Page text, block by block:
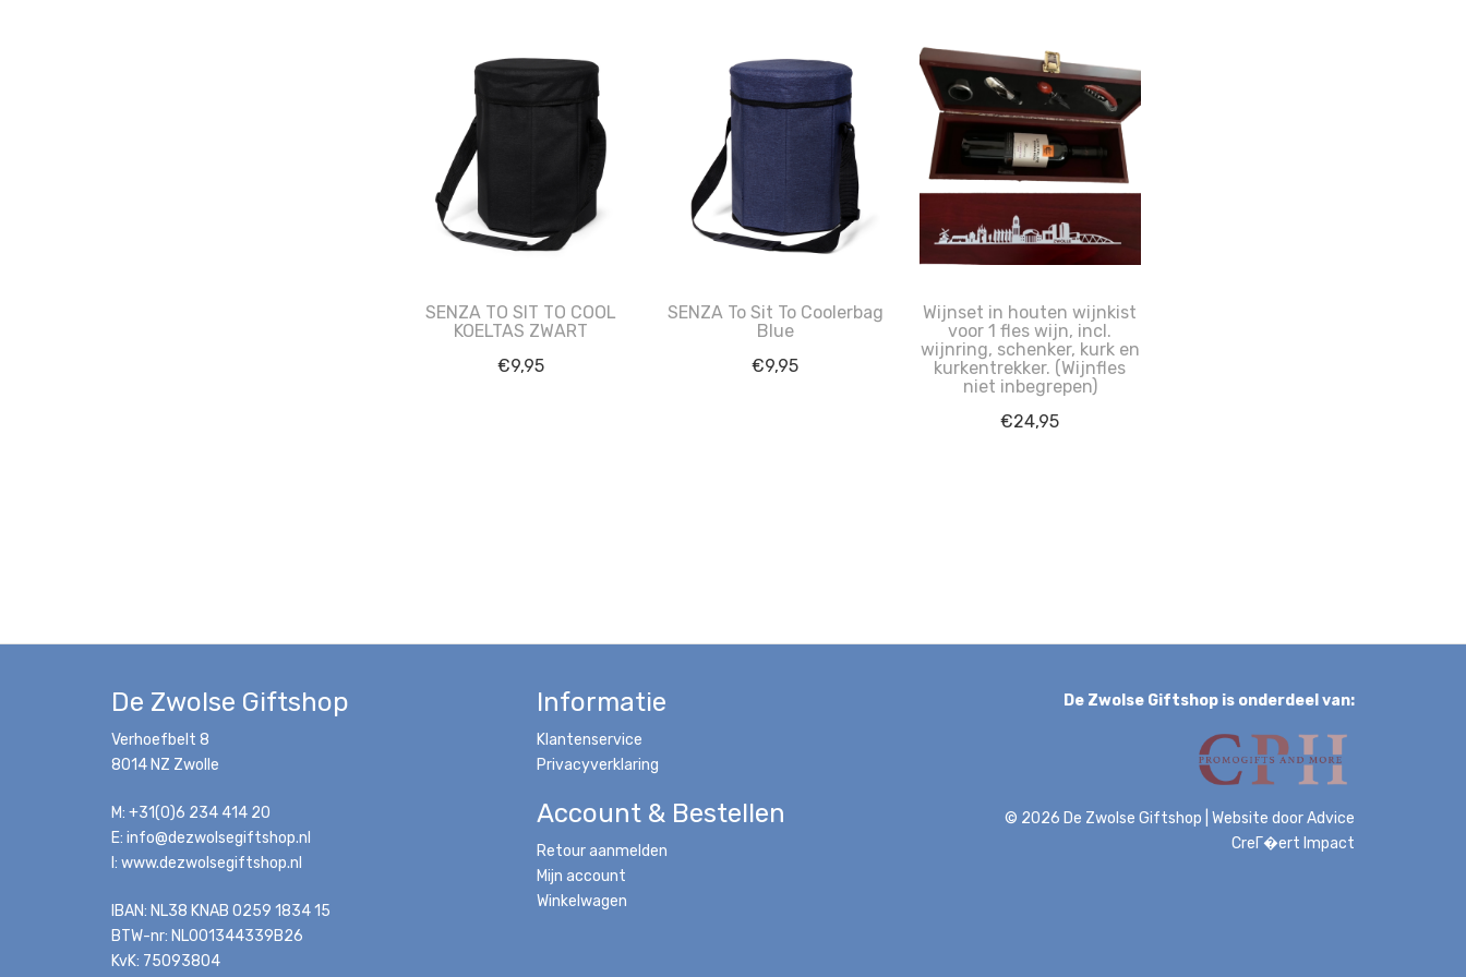
SENZA TO SIT TO COOL
KOELTAS ZWART
€9,95
SENZA To Sit To Coolerbag
Blue
€9,95
Wijnset in houten wijnkist
voor 1 fles wijn, incl.
wijnring, schenker, kurk en
kurkentrekker. (Wijnfles
niet inbegrepen)
€24,95
De Zwolse Giftshop
Verhoefbelt 8
8014 NZ Zwolle
M: +31(0)6 234 414 20
E: info@dezwolsegiftshop.nl
I: www.dezwolsegiftshop.nl
IBAN: NL38 KNAB 0259 1834 15
BTW-nr: NL001344339B26
KvK: 75093804
Informatie
Klantenservice
Privacyverklaring
Account & Bestellen
Retour aanmelden
Mijn account
Winkelwagen
De Zwolse Giftshop is onderdeel van:
© 2026 De Zwolse Giftshop Website doorAdvice
CreГ�ert Impact